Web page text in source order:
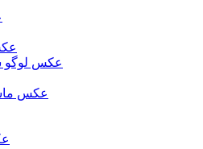
عکس لوگو
عکس